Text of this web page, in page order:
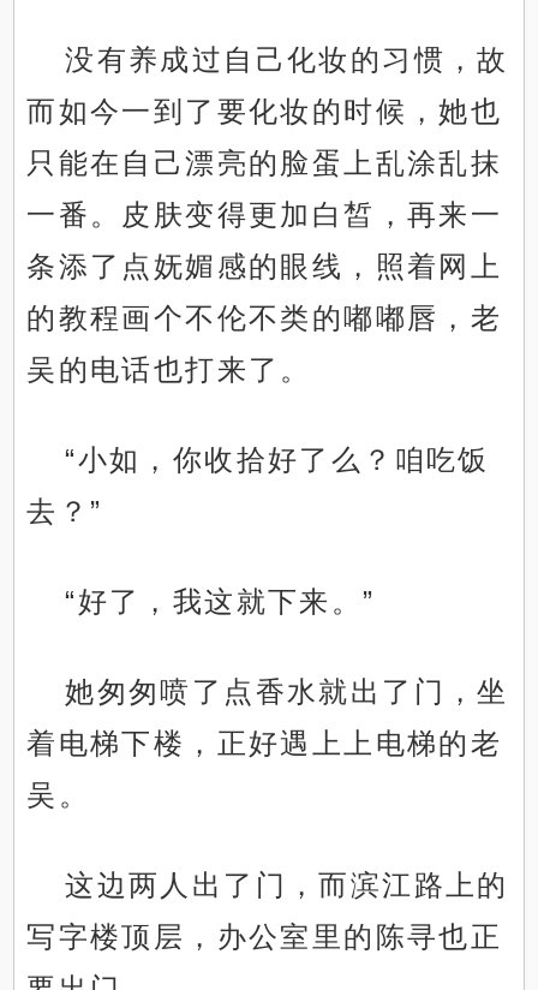
没有养成过自己化妆的习惯，故
而如今一到了要化妆的时候，她也
只能在自己漂亮的脸蛋上乱涂乱抹
一番。皮肤变得更加白皙，再来一
条添了点妩媚感的眼线，照着网上
的教程画个不伦不类的嘟嘟唇，老
吴的电话也打来了。
“小如，你收拾好了么？咱吃饭
去？”
“好了，我这就下来。”
她匆匆喷了点香水就出了门，坐
着电梯下楼，正好遇上上电梯的老
吴。
这边两人出了门，而滨江路上的
写字楼顶层，办公室里的陈寻也正